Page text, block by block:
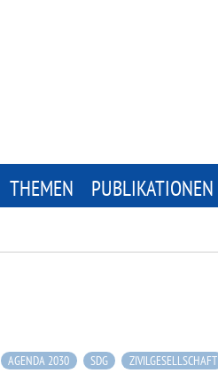
THEMEN PUBLIKATIONEN
AGENDA 2030 SDG ZIVILGESELLSCHAFT